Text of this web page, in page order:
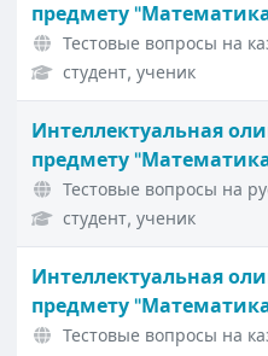
предмету
Тестовые вопросы на
студент, ученик
Интеллектуальная
предмету
Тестовые вопросы на
студент, ученик
Интеллектуальная
предмету
Тестовые вопросы на